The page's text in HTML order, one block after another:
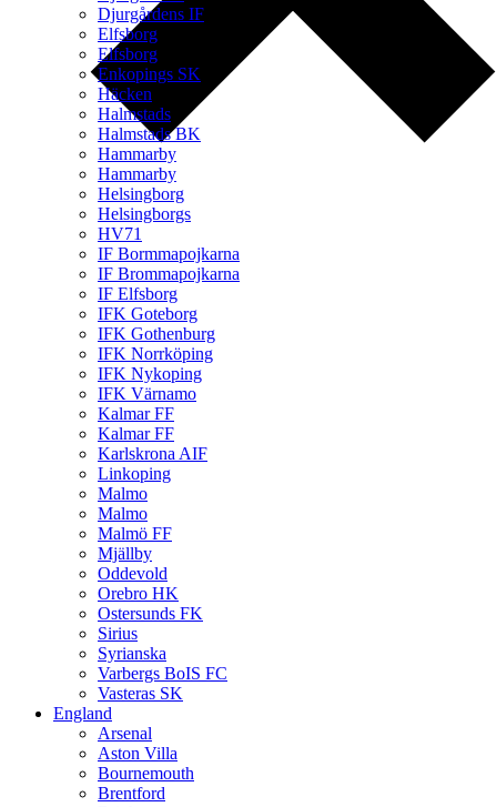
Djurgårdens IF
Elfsborg
Elfsborg
Enkopings SK
Häcken
Halmstads
Halmstads BK
Hammarby
Hammarby
Helsingborg
Helsingborgs
HV71
IF Bormmapojkarna
IF Brommapojkarna
IF Elfsborg
IFK Goteborg
IFK Gothenburg
IFK Norrköping
IFK Nykoping
IFK Värnamo
Kalmar FF
Kalmar FF
Karlskrona AIF
Linkoping
Malmo
Malmo
Malmö FF
Mjällby
Oddevold
Orebro HK
Ostersunds FK
Sirius
Syrianska
Varbergs BoIS FC
Vasteras SK
England
Arsenal
Aston Villa
Bournemouth
Brentford